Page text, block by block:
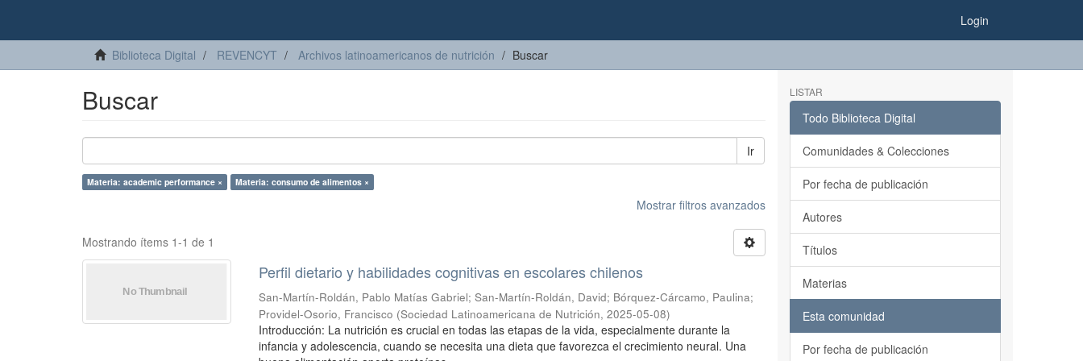
Login
Biblioteca Digital REVENCYT Archivos latinoamericanos de nutrición Buscar
Buscar
Ir
Materia: academic performance × Materia: consumo de alimentos ×
Mostrar filtros avanzados
Mostrando ítems 1-1 de 1
Perfil dietario y habilidades cognitivas en escolares chilenos
San-Martín-Roldán, Pablo Matías Gabriel;San-Martín-Roldán, David; Bórquez-Cárcamo, Paulina;
Providel-Osorio, Francisco (Sociedad Latinoamericana de Nutrición,2025-05-08)
Introducción: La nutrición es crucial en todas las etapas de la vida, especialmente durante la
infancia y adolescencia, cuando se necesita una dieta que favorezca el crecimiento neural. Una
LISTAR
Todo Biblioteca Digital
Comunidades & Colecciones
Por fecha de publicación
Autores
Títulos
Materias
Esta comunidad
Por fecha de publicación